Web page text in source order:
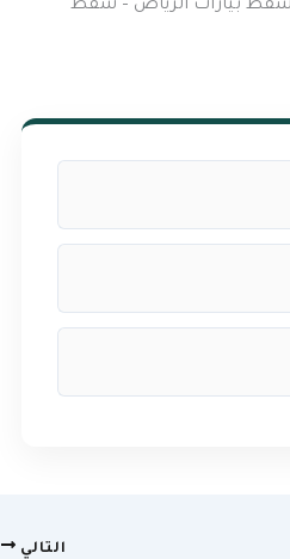
شفط بيارات الرياض – شفط
التالي